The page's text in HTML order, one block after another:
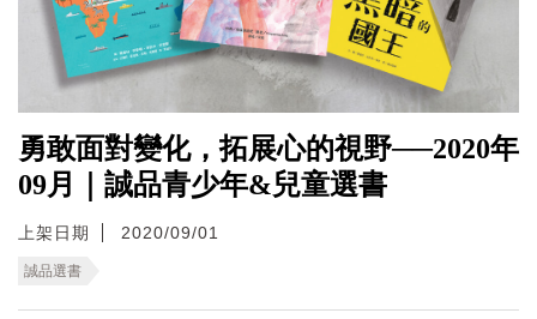
勇敢面對變化，拓展心的視野──2020年
09月｜誠品青少年&兒童選書
上架日期 2020/09/01
誠品選書